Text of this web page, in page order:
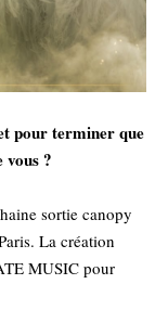
pour terminer que
vous ?
sortie canopy
La création
MUSIC pour